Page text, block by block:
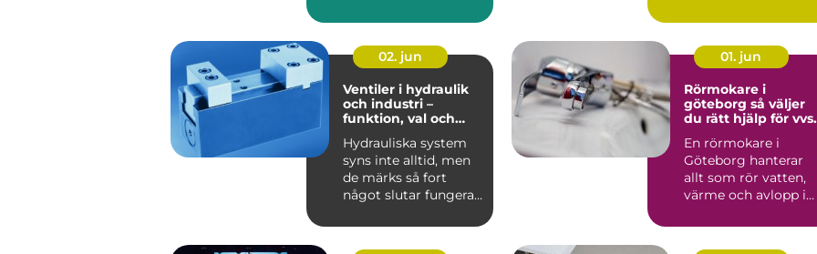
nä...
02. jun
Ventiler i hydraulik
och industri –
funktion, val och
Hydrauliska system
syns inte alltid, men
de märks så fort
något slutar fungera.
01. jun
Rörmokare i
göteborg så väljer
du rätt hjälp för vvs
En rörmokare i
Göteborg hanterar
allt som rör vatten,
värme och avlopp i
lägenheter och...